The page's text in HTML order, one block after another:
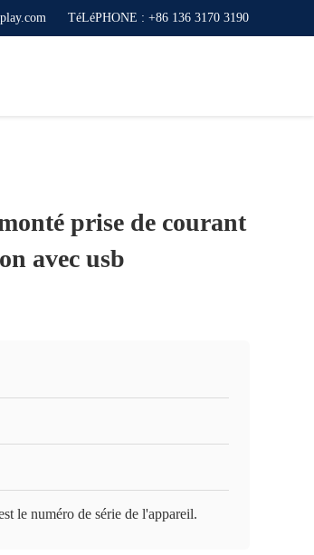
TéLéPHONE : +86 136 3170 3190
prise de courant
avec usb
le numéro de série de l'appareil.